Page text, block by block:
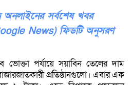
অনলাইনের সর্বশেষ খবর
News) ফিডটি অনুসরণ
ভোক্তা পর্যায়ে সয়াবিন তেলের দাম
প্রতিষ্ঠানগুলো। এবার এক